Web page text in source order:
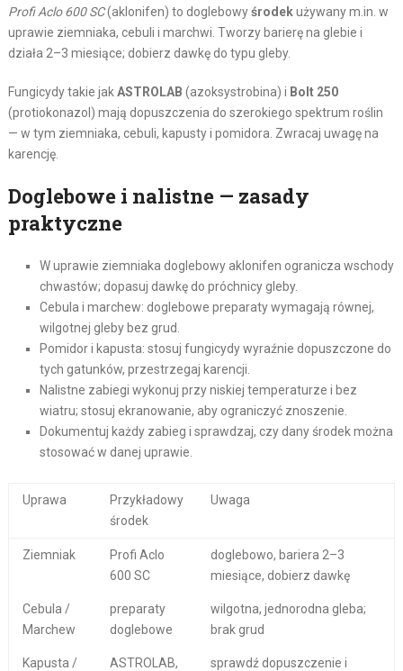
Profi Aclo 600 SC(aklonifen) to doglebowyśrodekużywany m.in. w
uprawie ziemniaka, cebuli i marchwi. Tworzy barierę na glebie i
działa 2–3 miesiące; dobierz dawkę do typu gleby.
Fungicydy takie jakASTROLAB (azoksystrobina) i Bolt 250
(protiokonazol) mają dopuszczenia do szerokiego spektrum roślin
— w tym ziemniaka, cebuli, kapusty i pomidora. Zwracaj uwagę na
karencję.
Doglebowe i nalistne — zasady
praktyczne
W uprawie ziemniaka doglebowy aklonifen ogranicza wschody
chwastów; dopasuj dawkę do próchnicy gleby.
Cebula i marchew: doglebowe preparaty wymagają równej,
wilgotnej gleby bez grud.
Pomidor i kapusta: stosuj fungicydy wyraźnie dopuszczone do
tych gatunków, przestrzegaj karencji.
Nalistne zabiegi wykonuj przy niskiej temperaturze i bez
wiatru; stosuj ekranowanie, aby ograniczyć znoszenie.
Dokumentuj każdy zabieg i sprawdzaj, czy dany środek można
stosować w danej uprawie.
Uprawa
Przykładowy
środek
Uwaga
Ziemniak
Profi Aclo
600 SC
doglebowo, bariera 2–3
miesiące, dobierz dawkę
Cebula /
Marchew
preparaty
doglebowe
wilgotna, jednorodna gleba;
brak grud
Kapusta /
ASTROLAB,
sprawdź dopuszczenie i